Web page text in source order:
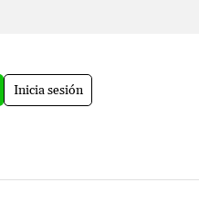
Inicia sesión